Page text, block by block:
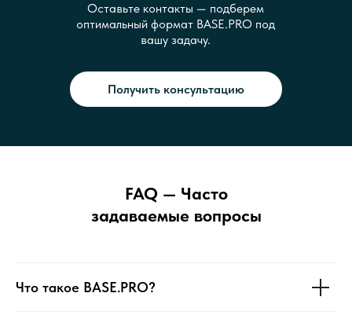
Оставьте контакты — подберем
оптимальный формат BASE.PRO под
вашу задачу.
Получить консультацию
FAQ — Часто
задаваемые вопросы
Что такое BASE.PRO?